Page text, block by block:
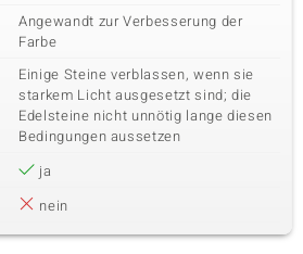
Angewandt zur Verbesserung der
Farbe
Einige Steine verblassen, wenn sie
starkem Licht ausgesetzt sind; die
Edelsteine nicht unnötig lange diesen
Bedingungen aussetzen
ja
nein